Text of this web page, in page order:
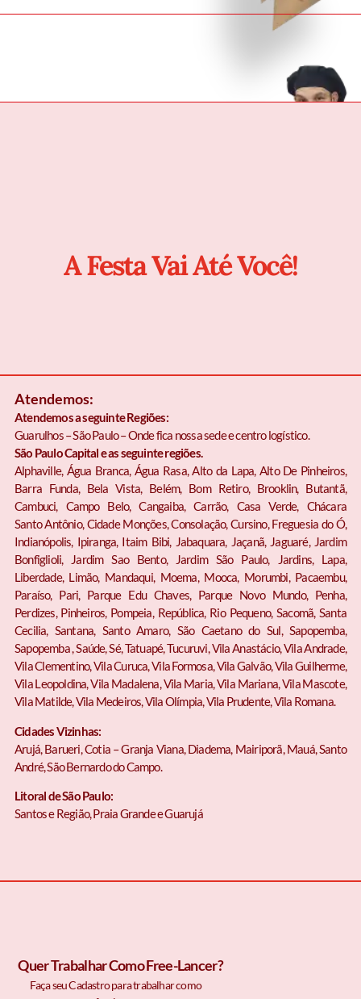
A Festa Vai Até Você!
Atendemos:
Atendemos a seguinte Regiões:
Guarulhos – São Paulo – Onde fica nossa sede e centro logístico.
São Paulo Capital e as seguinte regiões.
Alphaville, Água Branca, Água Rasa, Alto da Lapa, Alto De Pinheiros,
Barra Funda, Bela Vista, Belém, Bom Retiro, Brooklin, Butantã,
Cambuci, Campo Belo, Cangaiba, Carrão, Casa Verde, Chácara
Santo Antônio, Cidade Monções, Consolação, Cursino, Freguesia do Ó,
Indianópolis, Ipiranga, Itaim Bibi, Jabaquara, Jaçanã, Jaguaré, Jardim
Bonfiglioli, Jardim Sao Bento, Jardim São Paulo, Jardins, Lapa,
Liberdade, Limão, Mandaqui, Moema, Mooca, Morumbi, Pacaembu,
Paraíso, Pari, Parque Edu Chaves, Parque Novo Mundo, Penha,
Perdizes, Pinheiros, Pompeia, República, Rio Pequeno, Sacomã, Santa
Cecilia, Santana, Santo Amaro, São Caetano do Sul, Sapopemba,
Sapopemba , Saúde, Sé, Tatuapé, Tucuruvi, Vila Anastácio, Vila Andrade,
Vila Clementino, Vila Curuca, Vila Formosa, Vila Galvão, Vila Guilherme,
Vila Leopoldina, Vila Madalena, Vila Maria, Vila Mariana, Vila Mascote,
Vila Matilde, Vila Medeiros, Vila Olímpia, Vila Prudente, Vila Romana.
Cidades Vizinhas:
Arujá, Barueri, Cotia – Granja Viana, Diadema, Mairiporã, Mauá, Santo
André, São Bernardo do Campo.
Litoral de São Paulo:
Santos e Região, Praia Grande e Guarujá
Quer Trabalhar Como Free-Lancer?
Faça seu Cadastro para trabalhar como